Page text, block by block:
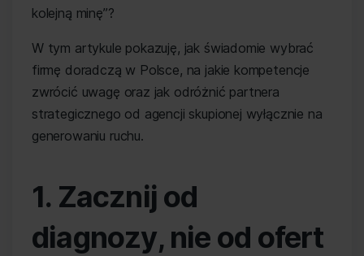
kolejną minę”?
W tym artykule pokazuję, jak świadomie wybrać
firmę doradczą w Polsce, na jakie kompetencje
zwrócić uwagę oraz jak odróżnić partnera
strategicznego od agencji skupionej wyłącznie na
generowaniu ruchu.
1. Zacznij od
diagnozy, nie od ofert